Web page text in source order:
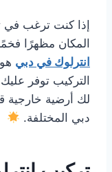
إذا كنت ترغب في
المكان مظهرًا
انترلوك في دبي
التركيب توفر
لك أرضية خارجية
دبي المختلفة.